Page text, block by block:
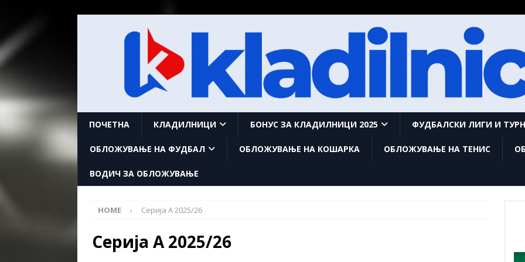
ПОЧЕТНА КЛАДИЛНИЦИ БОНУС ЗА КЛАДИЛНИЦИ 2025 ФУДБАЛСКИ ЛИГИ И
ОБЛОЖУВАЊЕ НА ФУДБАЛ ОБЛОЖУВАЊЕ НА КОШАРКА ОБЛОЖУВАЊЕ НА ТЕНИС
ВОДИЧ ЗА ОБЛОЖУВАЊЕ
HOME Серија А 2025/26
Серија А 2025/26